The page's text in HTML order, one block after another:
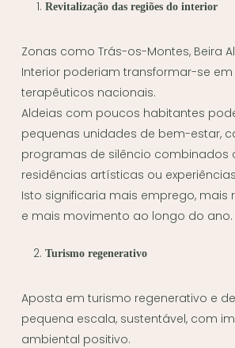
Revitalização das regiões do interior
Zonas como Trás-os-Montes, Beira
Interior poderiam transformar-se
terapêuticos nacionais.
Aldeias com poucos habitantes
pequenas unidades de bem-estar,
programas de silêncio combinados
residências artísticas ou
Isto significaria mais emprego, mais
e mais movimento ao longo do ano.
Turismo regenerativo
Aposta em turismo regenerativo e
pequena escala, sustentável, com
ambiental positivo.